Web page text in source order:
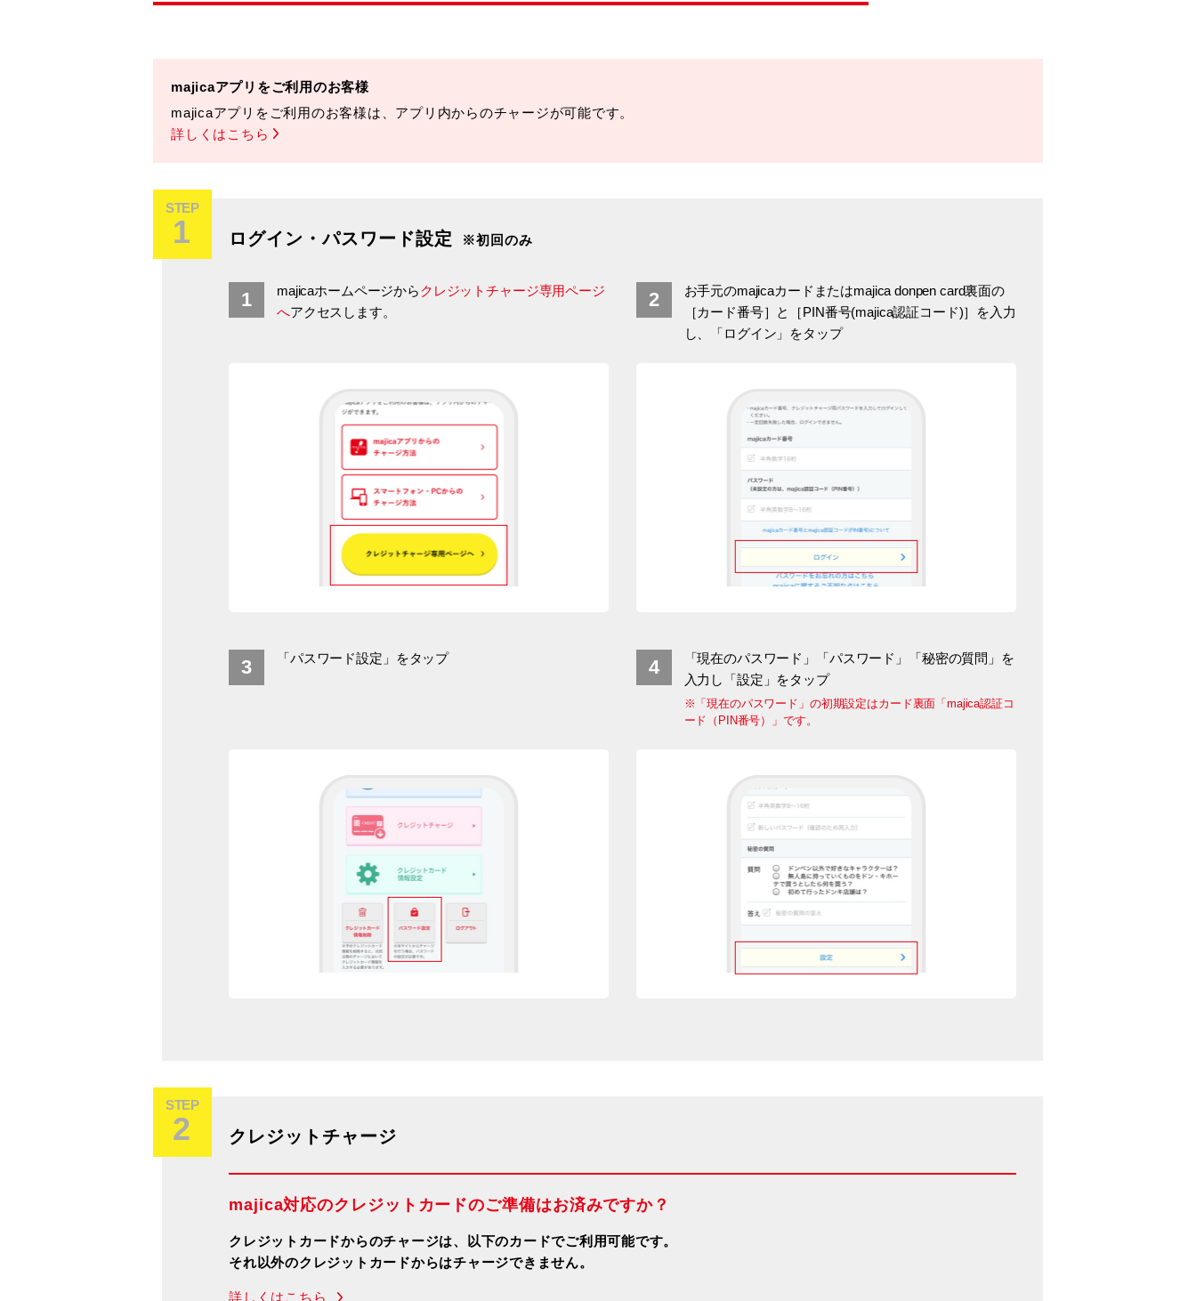
majicaアプリをご利用のお客様
majicaアプリをご利用のお客様は、アプリ内からのチャージが可能です。
詳しくはこちら
STEP
1 ログイン・パスワード設定 ※初回のみ
majicaホームページから クレジットチャージ専用ページ
へアクセスします。
お手元のmajicaカードまたはmajica donpen card裏面の
［カード番号］と［PIN番号(majica認証コード)］を入力
し、「ログイン」をタップ
「パスワード設定」をタップ
「現在のパスワード」「パスワード」「秘密の質問」を
入力し「設定」をタップ
※「現在のパスワード」の初期設定はカード裏面「majica認証コ
ード（PIN番号）」です。
STEP
2 クレジットチャージ
majica対応のクレジットカードのご準備はお済みですか？
クレジットカードからのチャージは、以下のカードでご利用可能です。
それ以外のクレジットカードからはチャージできません。
詳しくはこちら